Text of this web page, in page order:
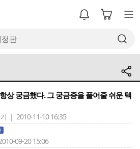
상 궁금했다. 그 궁금증을 풀어줄 쉬운 텍
| 2010-11-10 16:35
09-20 15:06